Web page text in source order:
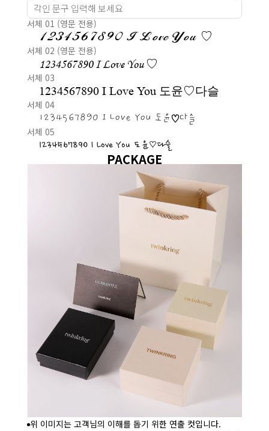
서체 01 (영문 전용)
1234567890 I Love You ♡
서체 02 (영문 전용)
1234567890 I Love You ♡
서체 03
1234567890 I Love You 도윤♡다슬
서체 04
1234567890 I Love You 도윤♡다슬
서체 05
1234567890 I Love You 도윤♡다슬
PACKAGE
위 이미지는 고객님의 이해를 돕기 위한 연출 컷입니다.